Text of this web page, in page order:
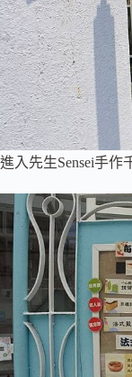
進入先生Sensei手作